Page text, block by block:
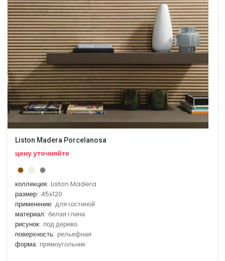
Liston Madera Porcelanosa
цену уточняйте
коллекция: Liston Madera
размер: 45x120
применение: для гостиной
материал: белая глина
рисунок: под дерево
поверхность: рельефная
форма: прямоугольник